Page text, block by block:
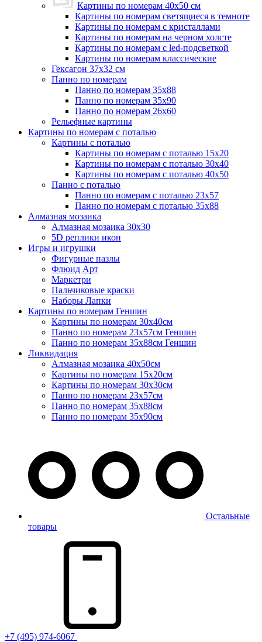
Картины по номерам 40х50 см
Картины по номерам светящиеся в темноте
Картины по номерам с кристаллами
Картины по номерам на черном холсте
Картины по номерам с led-подсветкой
Картины по номерам классические
Гексагон 37х32 см
Панно по номерам
Панно по номерам 35х88
Панно по номерам 35х90
Панно по номерам 26х60
Рельефные картины
Картины по номерам с поталью
Картины с поталью
Картины по номерам с поталью 15х20
Картины по номерам с поталью 30х40
Картины по номерам с поталью 40х50
Панно с поталью
Панно по номерам с поталью 23х57
Панно по номерам с поталью 35х88
Алмазная мозаика
Алмазная мозаика 30х30
5D реплики икон
Игры и игрушки
Фигурные пазлы
Флюид Арт
Маркетри
Пальчиковые краски
Наборы Лапки
Картины по номерам Геншин
Картины по номерам 30х40см
Панно по номерам 23х57см Геншин
Панно по номерам 35х88см Геншин
Ликвидация
Алмазная мозаика 40х50см
Картины по номерам 15х20см
Картины по номерам 30х30см
Панно по номерам 23х57см
Панно по номерам 35х88см
Панно по номерам 35х90см
Остальные
товары
+7 (495) 974-6067